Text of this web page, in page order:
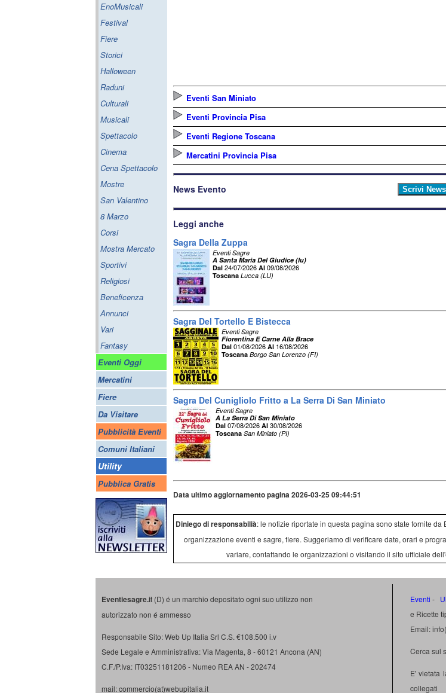
EnoMusicali
Festival
Fiere
Storici
Halloween
Raduni
Culturali
Musicali
Spettacolo
Cinema
Cena Spettacolo
Mostre
San Valentino
8 Marzo
Corsi
Mostra Mercato
Sportivi
Religiosi
Beneficenza
Annunci
Vari
Fantasy
Eventi Oggi
Mercatini
Fiere
Da Visitare
Pubblicità Eventi
Comuni Italiani
Utility
Pubblica Gratis
Eventi San Miniato
Eventi Provincia Pisa
Eventi Regione Toscana
Mercatini Provincia Pisa
News Evento
Leggi anche
Sagra Della Zuppa
Eventi Sagre
A Santa Maria Del Giudice (lu)
Dal 24/07/2026 Al 09/08/2026
Toscana Lucca (LU)
Sagra Del Tortello E Bistecca
Eventi Sagre
Fiorentina E Carne Alla Brace
Dal 01/08/2026 Al 16/08/2026
Toscana Borgo San Lorenzo (FI)
Sagra Del Cunigliolo Fritto a La Serra Di San Miniato
Eventi Sagre
A La Serra Di San Miniato
Dal 07/08/2026 Al 30/08/2026
Toscana San Miniato (PI)
Data ultimo aggiornamento pagina 2026-03-25 09:44:51
Diniego di responsabilià: le notizie riportate in questa pagina sono state fornite da
organizzazione eventi e sagre, fiere. Suggeriamo di verificare date, orari e
variare, contattando le organizzazioni o visitando il sito ufficiale
Eventiesagre.it (D) é un marchio depositato ogni suo utilizzo non
autorizzato non é ammesso
Responsabile Sito: Web Up Italia Srl C.S. €108.500 i.v
Sede Legale e Amministrativa: Via Magenta, 8 - 60121 Ancona (AN)
C.F./P.Iva: IT03251181206 - Numeo REA AN - 202474
mail: commercio(at)webupitalia.it
Eventi -
e Ricette
Email:
Cerca sul
E' vietata
collegati